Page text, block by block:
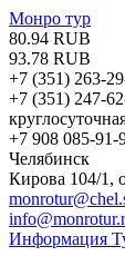
Монро тур
80.94 RUB
93.78 RUB
+7 (351) 263-
+7 (351) 247-
+7 908 085-91-
Челябинск
Кирова 104/1,
Информация